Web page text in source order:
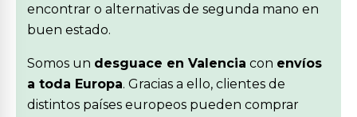
encontrar o alternativas de segunda mano en
buen estado.
Somos un desguace en Valencia con envíos
a toda Europa. Gracias a ello, clientes de
distintos países europeos pueden comprar